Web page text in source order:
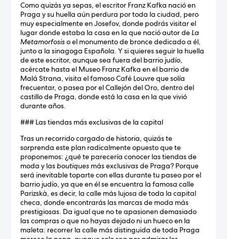
Como quizás ya sepas, el escritor Franz Kafka nació en
Praga y su huella aún perdura por toda la ciudad, pero
muy especialmente en Josefov, donde podrás visitar el
lugar donde estaba la casa en la que nació autor deLa
Metamorfosiso el monumento de bronce dedicado a él,
junto a la sinagoga Española. Y si quieres seguir la huella
de este escritor, aunque sea fuera del barrio judío,
acércate hasta el Museo Franz Kafka en el barrio de
Malá Strana, visita el famoso Café Louvre que solía
frecuentar, o pasea por el Callejón del Oro, dentro del
castillo de Praga, donde está la casa en la que vivió
durante años.
### Las tiendas más exclusivas de la capital
Tras un recorrido cargado de historia, quizás te
sorprenda este plan radicalmente opuesto que te
proponemos: ¿qué te parecería conocer las tiendas de
moda y lasboutiques más exclusivas de Praga? Porque
será inevitable toparte con ellas durante tu paseo por el
barrio judío, ya que en él se encuentra la famosa calle
Parizskà, es decir, la calle más lujosa de toda la capital
checa, donde encontrarás las marcas de moda más
prestigiosas. Da igual que no te apasionen demasiado
las compras o que no hayas dejado ni un hueco en la
maleta: recorrer la calle más distinguida de toda Praga